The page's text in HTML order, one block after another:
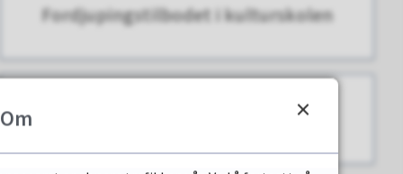
Fordjupingstilbodet i kulturskolen
Om